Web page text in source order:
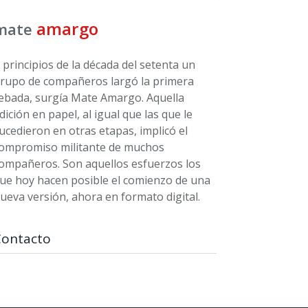
amargo
principios de la década del setenta un
de compañeros largó la primera
surgía Mate Amargo. Aquella
en papel, al igual que las que le
en otras etapas, implicó el
militante de muchos
Son aquellos esfuerzos los
hoy hacen posible el comienzo de una
versión, ahora en formato digital.